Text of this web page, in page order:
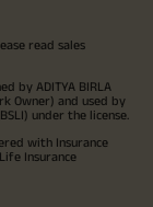
read sales
by ADITYA BIRLA
Owner) and used by
under the license.
with Insurance
Insurance